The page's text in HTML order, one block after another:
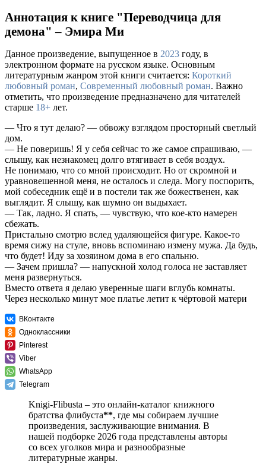
Аннотация к книге "Переводчица для
демона" – Эмира Ми
Данное произведение, выпущенное в 2023 году, в
электронном формате на русском языке. Основным
литературным жанром этой книги считается: Короткий
любовный роман, Современный любовный роман. Важно
отметить, что произведение предназначено для читателей
старше 18+ лет.
— Что я тут делаю? — обвожу взглядом просторный светлый
дом.
— Не поверишь! Я у себя сейчас то же самое спрашиваю, —
слышу, как незнакомец долго втягивает в себя воздух.
Не понимаю, что со мной происходит. Но от скромной и
уравновешенной меня, не осталось и следа. Могу поспорить,
мой собеседник ещё и в постели так же божественен, как
выглядит. Я слышу, как шумно он выдыхает.
— Так, ладно. Я спать, — чувствую, что кое-кто намерен
сбежать.
Пристально смотрю вслед удаляющейся фигуре. Какое-то
время сижу на стуле, вновь вспоминаю измену мужа. Да будь,
что будет! Иду за хозяином дома в его спальню.
— Зачем пришла? — напускной холод голоса не заставляет
меня развернуться.
Вместо ответа я делаю уверенные шаги вглубь комнаты.
Через несколько минут мое платье летит к чёртовой матери
ВКонтакте
Одноклассники
Pinterest
Viber
WhatsApp
Telegram
Knigi-Flibusta – это онлайн-каталог книжного
братства флибуста**, где мы собираем лучшие
произведения, заслуживающие внимания. В
нашей подборке 2026 года представлены авторы
со всех уголков мира и разнообразные
литературные жанры.